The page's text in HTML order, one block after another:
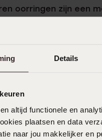
Details
altijd functionele en
plaatsen en data
naar jou makkelijker en
oorringen zijn een
In winkelmand
voor jou